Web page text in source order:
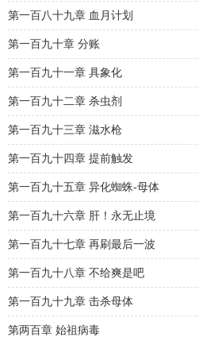
第一百八十九章 血月计划
第一百九十章 分账
第一百九十一章 具象化
第一百九十二章 杀虫剂
第一百九十三章 滋水枪
第一百九十四章 提前触发
第一百九十五章 异化蜘蛛-母体
第一百九十六章 肝！永无止境
第一百九十七章 再刷最后一波
第一百九十八章 不给爽是吧
第一百九十九章 击杀母体
第两百章 始祖病毒